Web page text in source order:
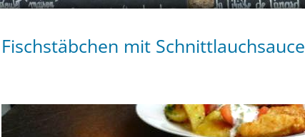
Fischstäbchen mit Schnittlauchsauce